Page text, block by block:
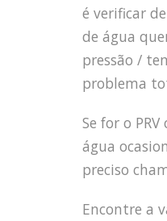
é verificar
de água
pressão /
problema
Se for o
água
preciso
Encontre a